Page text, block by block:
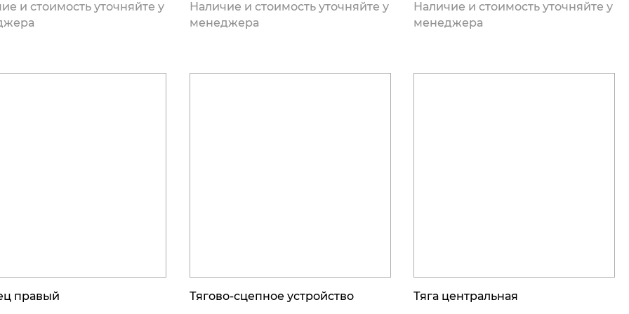
и стоимость уточняйте у
Наличие и стоимость уточняйте у
менеджера
Наличие и стоимость уточняйте у
менеджера
правый Тягово-сцепное устройство Тяга центральная